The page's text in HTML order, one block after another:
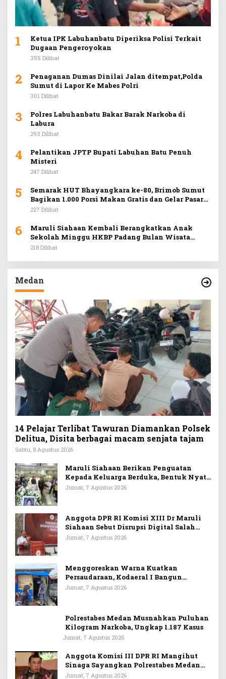
1
Ketua IPK Labuhanbatu Diperiksa Polisi Terkait
Dugaan Pengeroyokan
355 Dilihat
2
Penaganan Dumas Dinilai Jalan ditempat,Polda
Sumut di Lapor Ke Mabes Polri
301 Dilihat
3
Polres Labuhanbatu Bakar Barak Narkoba di
Labura
293 Dilihat
4
Pelantikan JPTP Bupati Labuhan Batu Penuh
Misteri
247 Dilihat
5
Semarak HUT Bhayangkara ke-80, Brimob Sumut
Bagikan 1.000 Porsi Makan Gratis dan Gelar Pasar
Murah di Car Free Day Medan
227 Dilihat
6
Maruli Siahaan Kembali Berangkatkan Anak
Sekolah Minggu HKBP Padang Bulan Wisata
Rohani ke Hill Park
218 Dilihat
Medan
14 Pelajar Terlibat Tawuran Diamankan Polsek
Delitua, Disita berbagai macam senjata tajam
Sabtu, 8 Agustus 2026
Maruli Siahaan Berikan Penguatan
Kepada Keluarga Berduka, Bentuk Nyata
Arti Persahabatan
Jumat, 7 Agustus 2026
Anggota DPR RI Komisi XIII Dr Maruli
Siahaan Sebut Disrupsi Digital Salah
Satu Tantangan Dalam Memperkuat
Jumat, 7 Agustus 2026
Menggoreskan Warna Kuatkan
Persaudaraan, Kodaeral I Bangun
Kedekatan Dengan Masyarakat Pesisir
Jumat, 7 Agustus 2026
Polrestabes Medan Musnahkan Puluhan
Kilogram Narkoba, Ungkap 1.187 Kasus
Jumat, 7 Agustus 2026
Anggota Komisi III DPR RI Mangihut
Sinaga Sayangkan Polrestabes Medan
Terlalu Dini Simpulkan Kematian
Jumat, 7 Agustus 2026